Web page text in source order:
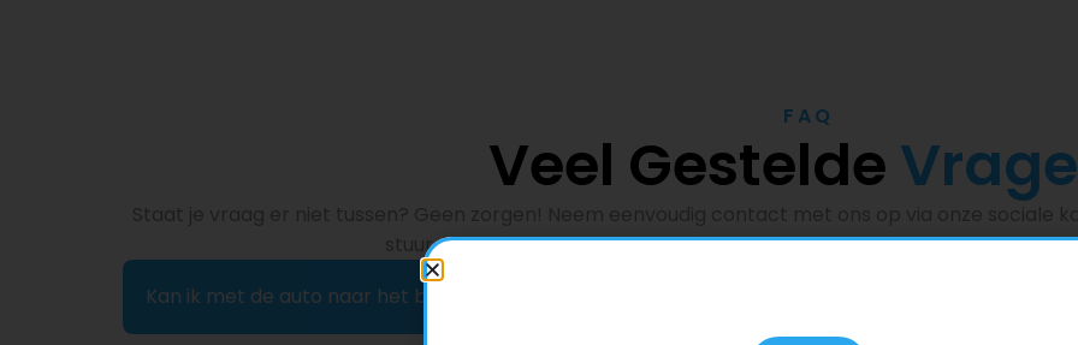
FAQ
Veel Gestelde
stuur ons een berichtje via WhatsApp. We helpen je graag verder, ook
Kan ik met de auto naar het buitenland?